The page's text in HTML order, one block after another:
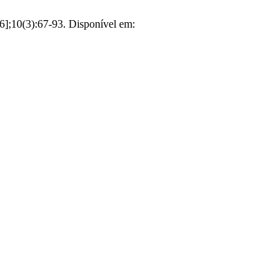
93. Disponível em: